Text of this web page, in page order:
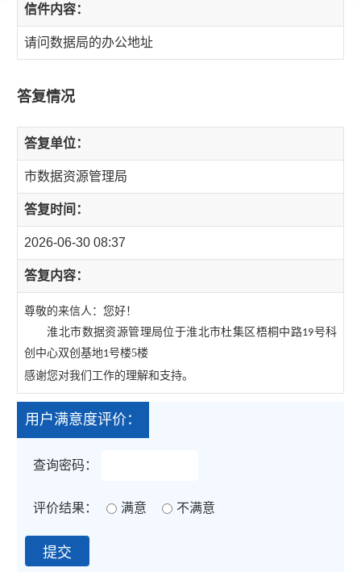
信件内容：
请问数据局的办公地址
答复情况
答复单位：
市数据资源管理局
答复时间：
2026-06-30 08:37
答复内容：
尊敬的来信人：您好！
淮北市数据资源管理局位于淮北市杜集区梧桐中路19号科
创中心双创基地1号楼5楼
感谢您对我们工作的理解和支持。
用户满意度评价：
查询密码：
评价结果： 满意 不满意